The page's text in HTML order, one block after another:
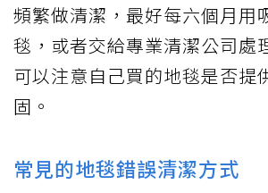
頻繁做清潔，最好每六個月用
毯，或者交給專業清潔公司處
可以注意自己買的地毯是否提
固。
常見的地毯錯誤清潔方式